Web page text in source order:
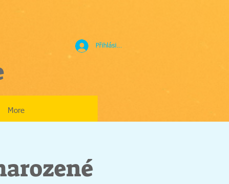
Přihlásit se
More